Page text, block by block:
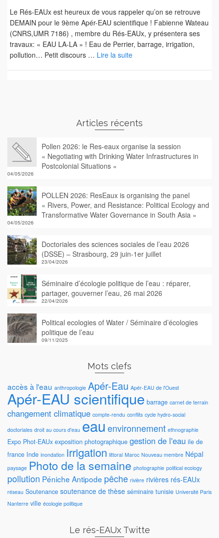
Le Rés-EAUx est heureux de vous rappeler qu’on se retrouve
DEMAIN pour le 9ème Apér-EAU scientifique ! Fabienne Wateau
(CNRS,UMR 7186) , membre du Rés-EAUx, y présentera ses
travaux: « EAU LA-LA » ! Eau de Perrier, barrage, irrigation,
pollution… Petit discours … Lire la suite
Articles récents
Pollen 2026: le Res-eaux organise la session
« Negotiating with Drinking Water Infrastructures in
Postcolonial Situations «
04/05/2026
POLLEN 2026: ResEaux is organising the panel
« Rivers, Power, and Resistance: Political Ecology and
Transformative Water Governance in South Asia »
04/05/2026
Doctoriales des sciences sociales de l’eau 2026
(DSSE) – Strasbourg, 29 juin-1er juillet
23/04/2026
Séminaire d’écologie politique de l’eau : réparer,
partager, gouverner l’eau, 26 mai 2026
22/04/2026
Political ecologies of Water / Séminaire d’écologies
politique de l’eau
09/11/2025
Mots clefs
accès à l'eau anthropologie Apér-Eau Apér-EAU de l'Ouest
Apér-EAU scientifique barrage carnet de terrain
changement climatique compte-rendu conflits cycle hydro-social
doctoriales droit au cours d'eau eau environnement ethnographie
Expo Phot-EAUx exposition photographique gestion de l'eau ile de
france Inde inondation irrigation littoral Maroc Nouveau membre Népal
paysage Photo de la semaine photographie political ecology
pollution Péniche Antipode pêche rivière rivières rés-EAUx
réseau Soutenance soutenance de thèse séminaire tunisie Université Paris
Nanterre ville écologie politique
Le rés-EAUx Twitte